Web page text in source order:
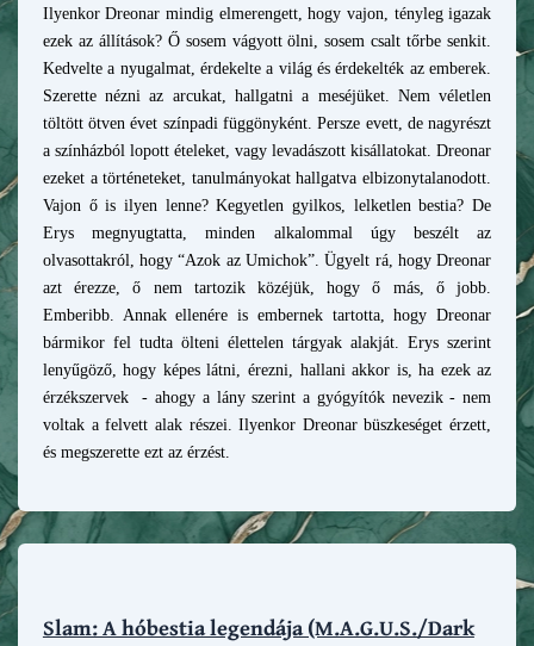
Ilyenkor Dreonar mindig elmerengett, hogy vajon, tényleg igazak
ezek az állítások? Ő sosem vágyott ölni, sosem csalt tőrbe senkit.
Kedvelte a nyugalmat, érdekelte a világ és érdekelték az emberek.
Szerette nézni az arcukat, hallgatni a meséjüket. Nem véletlen
töltött ötven évet színpadi függönyként. Persze evett, de nagyrészt
a színházból lopott ételeket, vagy levadászott kisállatokat. Dreonar
ezeket a történeteket, tanulmányokat hallgatva elbizonytalanodott.
Vajon ő is ilyen lenne? Kegyetlen gyilkos, lelketlen bestia? De
Erys megnyugtatta, minden alkalommal úgy beszélt az
olvasottakról, hogy “Azok az Umichok”. Ügyelt rá, hogy Dreonar
azt érezze, ő nem tartozik közéjük, hogy ő más, ő jobb.
Emberibb. Annak ellenére is embernek tartotta, hogy Dreonar
bármikor fel tudta ölteni élettelen tárgyak alakját. Erys szerint
lenyűgöző, hogy képes látni, érezni, hallani akkor is, ha ezek az
érzékszervek - ahogy a lány szerint a gyógyítók nevezik - nem
voltak a felvett alak részei. Ilyenkor Dreonar büszkeséget érzett,
és megszerette ezt az érzést.
Slam: A hóbestia legendája (M.A.G.U.S./Dark